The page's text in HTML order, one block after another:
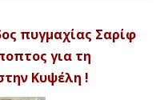
πυγμαχίας Σαρίφ
για τη
Κυψέλη !